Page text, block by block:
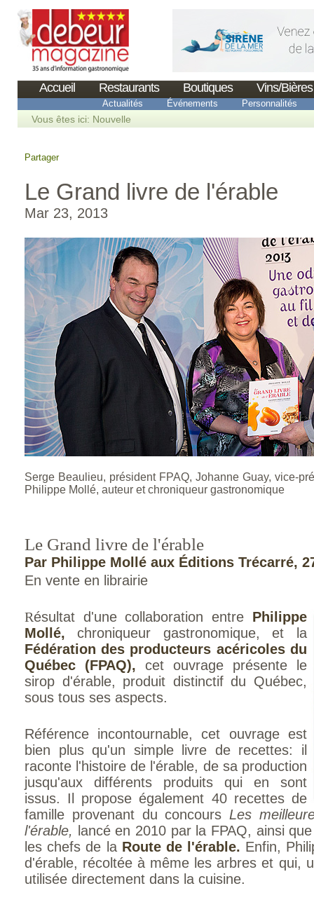
Accueil Restaurants Boutiques Vins/Bières
Actualités Événements Personnalités
Vous êtes ici: Nouvelle
Partager
Le Grand livre de l'érable
Mar 23, 2013
Serge Beaulieu, président FPAQ, Johanne Guay, vice-
Philippe Mollé, auteur et chroniqueur gastronomique
Le Grand livre de l'érable
Par Philippe Mollé aux Éditions Trécarré,
En vente en librairie
Résultat d'une collaboration entre Philippe
Mollé, chroniqueur gastronomique, et la
Fédération des producteurs acéricoles du
Québec (FPAQ), cet ouvrage présente le
sirop d'érable, produit distinctif du Québec,
sous tous ses aspects.
Référence incontournable, cet ouvrage est
bien plus qu'un simple livre de recettes: il
raconte l'histoire de l'érable, de sa production
jusqu'aux différents produits qui en sont
issus. Il propose également 40 recettes de
famille provenant du concours Les
l'érable, lancé en 2010 par la FPAQ, ainsi
les chefs de la Route de l'érable. Enfin,
d'érable, récoltée à même les arbres et qui,
utilisée directement dans la cuisine.